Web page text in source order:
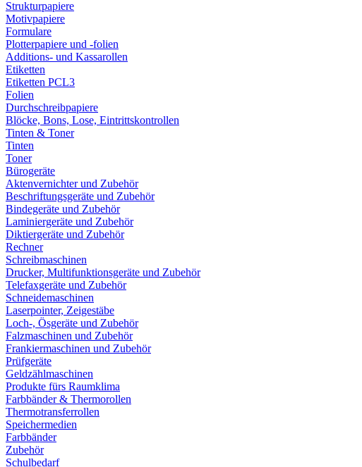
Strukturpapiere
Motivpapiere
Formulare
Plotterpapiere und -folien
Additions- und Kassarollen
Etiketten
Etiketten PCL3
Folien
Durchschreibpapiere
Blöcke, Bons, Lose, Eintrittskontrollen
Tinten & Toner
Tinten
Toner
Bürogeräte
Aktenvernichter und Zubehör
Beschriftungsgeräte und Zubehör
Bindegeräte und Zubehör
Laminiergeräte und Zubehör
Diktiergeräte und Zubehör
Rechner
Schreibmaschinen
Drucker, Multifunktionsgeräte und Zubehör
Telefaxgeräte und Zubehör
Schneidemaschinen
Laserpointer, Zeigestäbe
Loch-, Ösgeräte und Zubehör
Falzmaschinen und Zubehör
Frankiermaschinen und Zubehör
Prüfgeräte
Geldzählmaschinen
Produkte fürs Raumklima
Farbbänder & Thermorollen
Thermotransferrollen
Speichermedien
Farbbänder
Zubehör
Schulbedarf